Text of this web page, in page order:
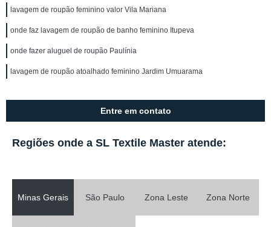
lavagem de roupão feminino valor Vila Mariana
onde faz lavagem de roupão de banho feminino Itupeva
onde fazer aluguel de roupão Paulínia
lavagem de roupão atoalhado feminino Jardim Umuarama
Entre em contato
Regiões onde a SL Textile Master atende:
Minas Gerais São Paulo Zona Leste Zona Norte